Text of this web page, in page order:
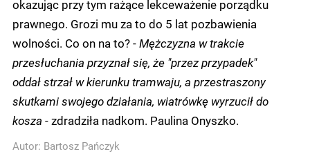
okazując przy tym rażące lekceważenie porządku
prawnego. Grozi mu za to do 5 lat pozbawienia
wolności. Co on na to? -Mężczyzna w trakcie
przesłuchania przyznał się, że "przez przypadek"
oddał strzał w kierunku tramwaju, a przestraszony
skutkami swojego działania, wiatrówkę wyrzucił do
kosza - zdradziła nadkom. Paulina Onyszko.
Autor: Bartosz Pańczyk